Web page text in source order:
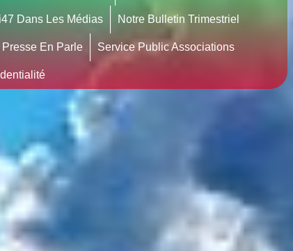
Dans Les Médias Notre Bulletin Trimestriel
Presse En Parle Service Public Associations